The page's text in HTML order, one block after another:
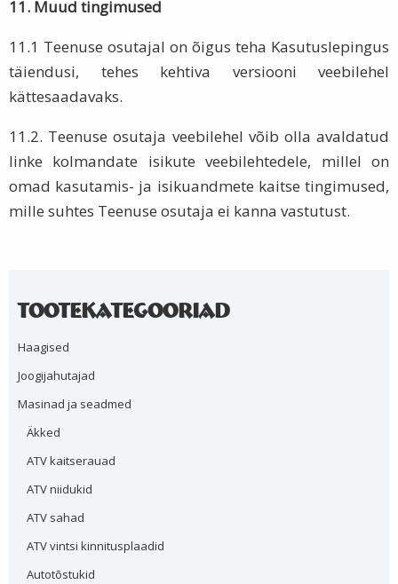
Tootekategooriad
Haagised
Joogijahutajad
Masinad ja seadmed
Äkked
ATV kaitserauad
ATV niidukid
ATV sahad
ATV vintsi kinnitusplaadid
Autotõstukid
11. Muud tingimused
11.1 Teenuse osutajal on õigus teha Kasutuslepingus
täiendusi, tehes kehtiva versiooni veebilehel
kättesaadavaks.
11.2. Teenuse osutaja veebilehel võib olla avaldatud
linke kolmandate isikute veebilehtedele, millel on
omad kasutamis- ja isikuandmete kaitse tingimused,
mille suhtes Teenuse osutaja ei kanna vastutust.